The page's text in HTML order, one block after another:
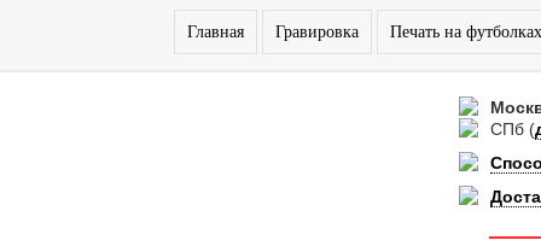
Главная Гравировка Печать на футболках
СПб (